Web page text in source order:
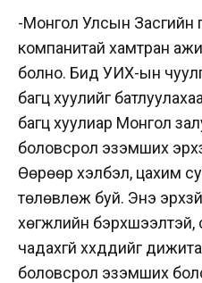
-Монгол Улсын Засгийн
компанитай хамтран
болно. Бид УИХ-ын
багц хуулийг
багц хуулиар Монгол
боловсрол эзэмших
Өөрөөр хэлбэл, цахим
төлөвлөж буй. Энэ
хөгжлийн бэрхшээлтэй,
чадахгүй хүүхдүүдийг
боловсрол эзэмших